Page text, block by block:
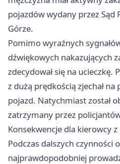
pojazdów wydany przez Sąd
Górze.
Pomimo wyraźnych
dźwiękowych nakazujących
zdecydował się na
z dużą prędkością zjechał na
pojazd. Natychmiast został
zatrzymany przez
Konsekwencje dla kierowcy
Podczas dalszych czynności
najprawdopodobniej